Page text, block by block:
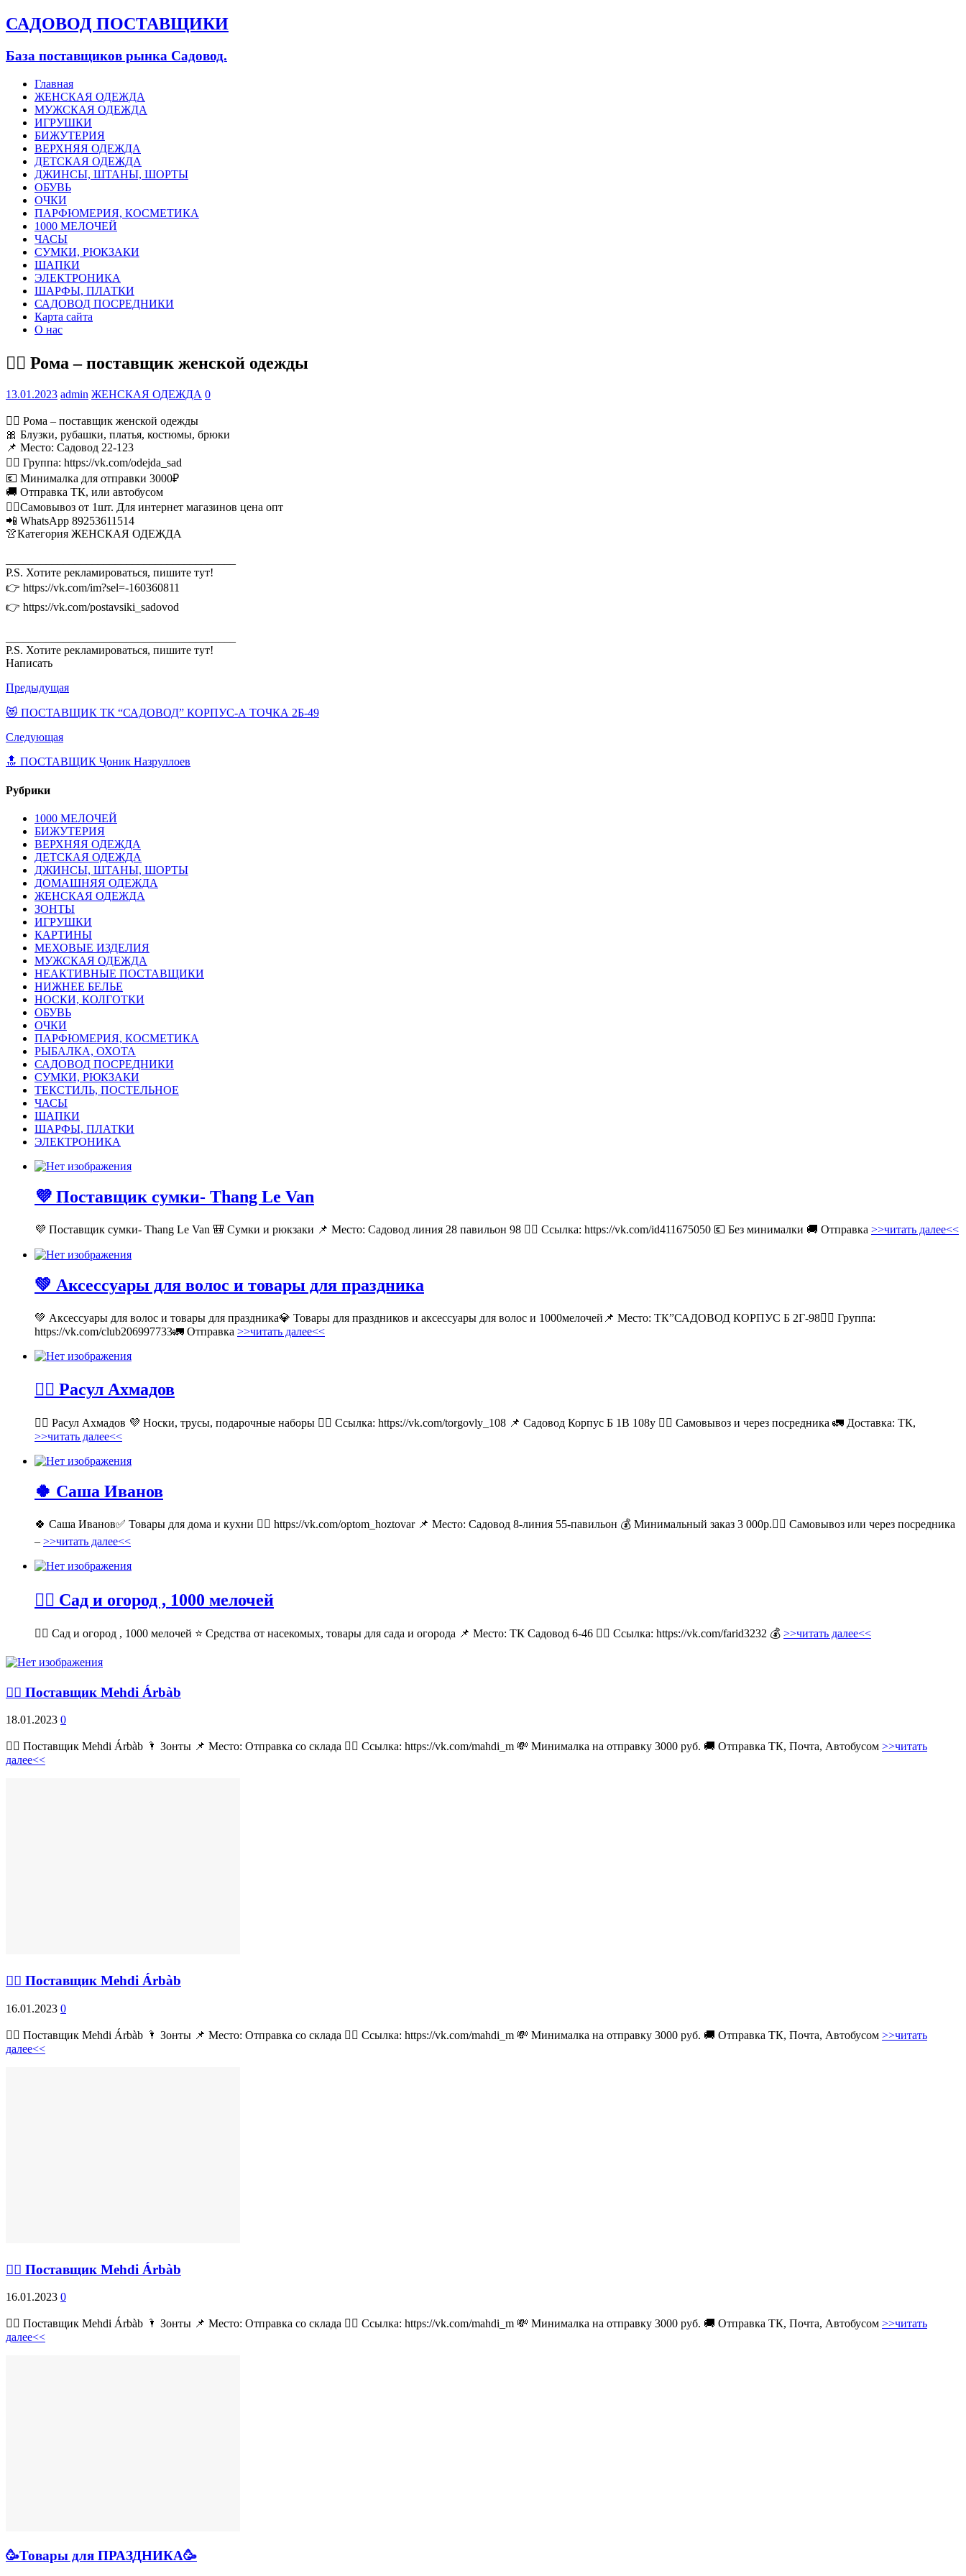
САДОВОД ПОСТАВЩИКИ
База поставщиков рынка Садовод.
Главная
ЖЕНСКАЯ ОДЕЖДА
МУЖСКАЯ ОДЕЖДА
ИГРУШКИ
БИЖУТЕРИЯ
ВЕРХНЯЯ ОДЕЖДА
ДЕТСКАЯ ОДЕЖДА
ДЖИНСЫ, ШТАНЫ, ШОРТЫ
ОБУВЬ
ОЧКИ
ПАРФЮМЕРИЯ, КОСМЕТИКА
1000 МЕЛОЧЕЙ
ЧАСЫ
СУМКИ, РЮКЗАКИ
ШАПКИ
ЭЛЕКТРОНИКА
ШАРФЫ, ПЛАТКИ
САДОВОД ПОСРЕДНИКИ
Карта сайта
О нас
💁‍♂ Рома – поставщик женской одежды
13.01.2023 admin ЖЕНСКАЯ ОДЕЖДА 0
💁‍♂ Рома – поставщик женской одежды
🎀 Блузки, рубашки, платья, костюмы, брюки
📌 Место: Садовод 22-123
👉🏻 Группа: https://vk.com/odejda_sad
💶 Минималка для отправки 3000₽
🚚 Отправка ТК, или автобусом
🚶‍♂Самовывоз от 1шт. Для интернет магазинов цена опт
📲 WhatsApp 89253611514
👚Категория ЖЕНСКАЯ ОДЕЖДА
P.S. Хотите рекламироваться, пишите тут!
👉 https://vk.com/im?sel=-160360811
👉 https://vk.com/postavsiki_sadovod
P.S. Хотите рекламироваться, пишите тут!
Написать
Предыдущая
😻 ПОСТАВЩИК ТК “САДОВОД” КОРПУС-А ТОЧКА 2Б-49
Следующая
🔝 ПОСТАВЩИК Ҷоник Назруллоев
Рубрики
1000 МЕЛОЧЕЙ
БИЖУТЕРИЯ
ВЕРХНЯЯ ОДЕЖДА
ДЕТСКАЯ ОДЕЖДА
ДЖИНСЫ, ШТАНЫ, ШОРТЫ
ДОМАШНЯЯ ОДЕЖДА
ЖЕНСКАЯ ОДЕЖДА
ЗОНТЫ
ИГРУШКИ
КАРТИНЫ
МЕХОВЫЕ ИЗДЕЛИЯ
МУЖСКАЯ ОДЕЖДА
НЕАКТИВНЫЕ ПОСТАВЩИКИ
НИЖНЕЕ БЕЛЬЕ
НОСКИ, КОЛГОТКИ
ОБУВЬ
ОЧКИ
ПАРФЮМЕРИЯ, КОСМЕТИКА
РЫБАЛКА, ОХОТА
САДОВОД ПОСРЕДНИКИ
СУМКИ, РЮКЗАКИ
ТЕКСТИЛЬ, ПОСТЕЛЬНОЕ
ЧАСЫ
ШАПКИ
ШАРФЫ, ПЛАТКИ
ЭЛЕКТРОНИКА
💜 Поставщик сумки- Thang Le Van
💜 Поставщик сумки- Thang Le Van 🎒 Сумки и рюкзаки 📌 Место: Садовод линия 28 павильон 98 👉🏻 Ссылка: https://vk.com/id411675050 💶 Без минималки 🚚 Отправка >>читать далее<<
💚 Аксессуары для волос и товары для праздника
💚 Аксессуары для волос и товары для праздника💎 Товары для праздников и аксессуары для волос и 1000мелочей📌 Место: ТК”САДОВОД КОРПУС Б 2Г-98👉🏻 Группа:
https://vk.com/club206997733🚛 Отправка >>читать далее<<
💁‍♂ Расул Ахмадов
💁‍♂ Расул Ахмадов 💜 Носки, трусы, подарочные наборы 👉🏻 Ссылка: https://vk.com/torgovly_108 📌 Садовод Корпус Б 1В 108у 🚶‍♂ Самовывоз и через посредника 🚛 Доставка: ТК,
>>читать далее<<
🍀 Саша Иванов
🍀 Саша Иванов✅ Товары для дома и кухни 👉🏻 https://vk.com/optom_hoztovar 📌 Место: Садовод 8-линия 55-павильон 💰 Минимальный заказ 3 000р.🚶‍♀ Самовывоз или через посредника
– >>читать далее<<
💁‍♂ Сад и огород , 1000 мелочей
💁‍♂ Сад и огород , 1000 мелочей ⭐ Средства от насекомых, товары для сада и огорода 📌 Место: ТК Садовод 6-46 👉🏻 Ссылка: https://vk.com/farid3232 💰 >>читать далее<<
💁‍♂ Поставщик Mehdi Árbàb
18.01.2023 0
💁‍♂ Поставщик Mehdi Árbàb 🌂 Зонты 📌 Место: Отправка со склада 👉🏻 Ссылка: https://vk.com/mahdi_m 💸 Минималка на отправку 3000 руб. 🚚 Отправка ТК, Почта, Автобусом >>читать
далее<<
💁‍♂ Поставщик Mehdi Árbàb
16.01.2023 0
💁‍♂ Поставщик Mehdi Árbàb 🌂 Зонты 📌 Место: Отправка со склада 👉🏻 Ссылка: https://vk.com/mahdi_m 💸 Минималка на отправку 3000 руб. 🚚 Отправка ТК, Почта, Автобусом >>читать
далее<<
💁‍♂ Поставщик Mehdi Árbàb
16.01.2023 0
💁‍♂ Поставщик Mehdi Árbàb 🌂 Зонты 📌 Место: Отправка со склада 👉🏻 Ссылка: https://vk.com/mahdi_m 💸 Минималка на отправку 3000 руб. 🚚 Отправка ТК, Почта, Автобусом >>читать
далее<<
🥳Товары для ПРАЗДНИКА🥳